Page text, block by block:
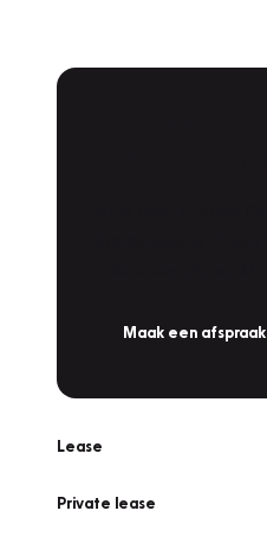
Maak een afspraak
Lease
Private lease